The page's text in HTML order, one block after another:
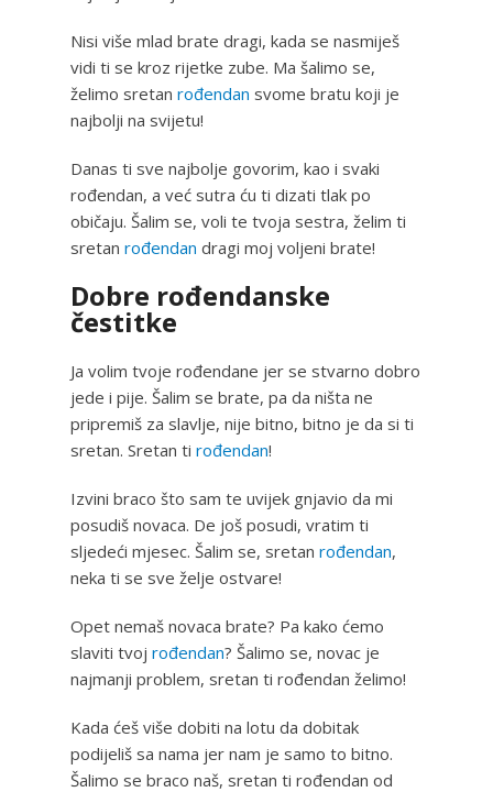
Nisi više mlad brate dragi, kada se nasmiješ
vidi ti se kroz rijetke zube. Ma šalimo se,
želimo sretan rođendan svome bratu koji je
najbolji na svijetu!
Danas ti sve najbolje govorim, kao i svaki
rođendan, a već sutra ću ti dizati tlak po
običaju. Šalim se, voli te tvoja sestra, želim ti
sretan rođendan dragi moj voljeni brate!
Dobre rođendanske
čestitke
Ja volim tvoje rođendane jer se stvarno dobro
jede i pije. Šalim se brate, pa da ništa ne
pripremiš za slavlje, nije bitno, bitno je da si ti
sretan. Sretan ti rođendan!
Izvini braco što sam te uvijek gnjavio da mi
posudiš novaca. De još posudi, vratim ti
sljedeći mjesec. Šalim se, sretan rođendan,
neka ti se sve želje ostvare!
Opet nemaš novaca brate? Pa kako ćemo
slaviti tvoj rođendan? Šalimo se, novac je
najmanji problem, sretan ti rođendan želimo!
Kada ćeš više dobiti na lotu da dobitak
podijeliš sa nama jer nam je samo to bitno.
Šalimo se braco naš, sretan ti rođendan od